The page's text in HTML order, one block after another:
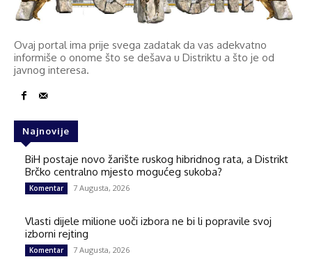
Ovaj portal ima prije svega zadatak da vas adekvatno
informiše o onome što se dešava u Distriktu a što je od
javnog interesa.
Najnovije
BiH postaje novo žarište ruskog hibridnog rata, a Distrikt
Brčko centralno mjesto mogućeg sukoba?
Komentar 7 Augusta, 2026
Vlasti dijele milione uoči izbora ne bi li popravile svoj
izborni rejting
Komentar 7 Augusta, 2026